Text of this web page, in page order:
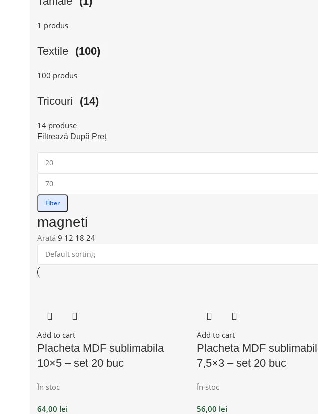
1 produs
Textile (100)
100 produs
Tricouri (14)
14 produse
Filtrează După Preț
Filter
magneti
Arată 9 12 18 24
Add to cart
Placheta MDF sublimabila
10×5 – set 20 buc
În stoc
64,00 lei
Add to cart
Placheta MDF
7,5×3 – set 20 buc
În stoc
56,00 lei